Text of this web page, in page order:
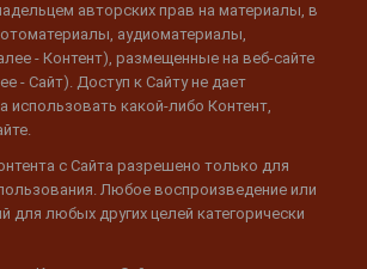
авторских прав на материалы, в
аудиоматериалы,
- Контент), размещенные на веб-сайте
- Сайт). Доступ к Сайту не дает
использовать какой-либо Контент,
с Сайта разрешено только для
Любое воспроизведение или
для любых других целей категорически